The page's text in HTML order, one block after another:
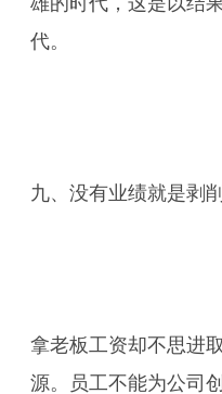
代。
九、没有业绩就是剥
拿老板工资却不思进
源。员工不能为公司